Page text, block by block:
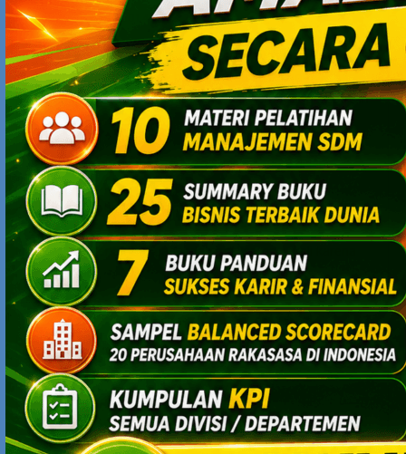
FEBRUARY 11, 2014 AT 3:25 PM
nokia memang terlambat memulai inovasinya
menggunakan android, bahkan di dunia teknologi
keterlambatan selama 2 tahun bisa membuat perbedaan
yang sangat besar.
tapi ketika perubahan strategi dilaksanakan, disana
masih ada harapan baru dan ini awalnya nokia
berpeluang untuk bangkit kembali.
lebih baik terlambat daripada gagal sama sekali karena
menyerah
VRON MEDIA
FEBRUARY 11, 2014 AT 3:27 PM
dan untuk samsung, tidak boleh melakukan kesalahan
seperti para pembesar sebelumnya, mereka harus